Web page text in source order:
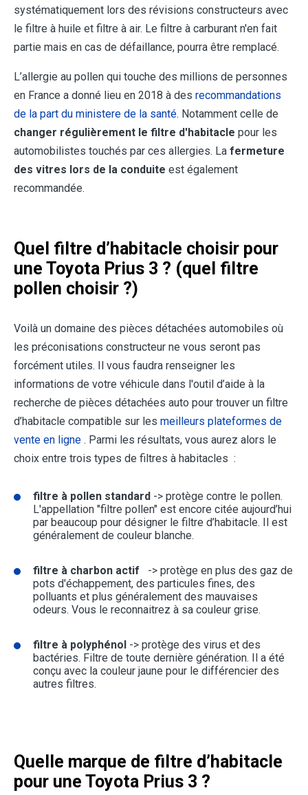
systématiquement lors des révisions constructeurs avec
le filtre à huile et filtre à air. Le filtre à carburant n'en fait
partie mais en cas de défaillance, pourra être remplacé.
L’allergie au pollen qui touche des millions de personnes
en France a donné lieu en 2018 à des recommandations
de la part du ministere de la santé. Notamment celle de
changer régulièrement le filtre d'habitacle pour les
automobilistes touchés par ces allergies. La fermeture
des vitres lors de la conduite est également
recommandée.
Quel filtre d’habitacle choisir pour
une Toyota Prius 3 ? (quel filtre
pollen choisir ?)
Voilà un domaine des pièces détachées automobiles où
les préconisations constructeur ne vous seront pas
forcément utiles. Il vous faudra renseigner les
informations de votre véhicule dans l'outil d’aide à la
recherche de pièces détachées auto pour trouver un filtre
d’habitacle compatible sur les meilleurs plateformes de
vente en ligne . Parmi les résultats, vous aurez alors le
choix entre trois types de filtres à habitacles :
filtre à pollen standard -> protège contre le pollen.
L'appellation "filtre pollen" est encore citée aujourd’hui
par beaucoup pour désigner le filtre d’habitacle. Il est
généralement de couleur blanche.
filtre à charbon actif -> protège en plus des gaz de
pots d'échappement, des particules fines, des
polluants et plus généralement des mauvaises
odeurs. Vous le reconnaitrez à sa couleur grise.
filtre à polyphénol -> protège des virus et des
bactéries. Filtre de toute dernière génération. Il a été
conçu avec la couleur jaune pour le différencier des
autres filtres.
Quelle marque de filtre d’habitacle
pour une Toyota Prius 3 ?